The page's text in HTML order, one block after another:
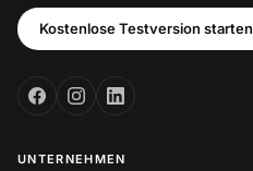
Kostenlose Testversion starten
UNTERNEHMEN